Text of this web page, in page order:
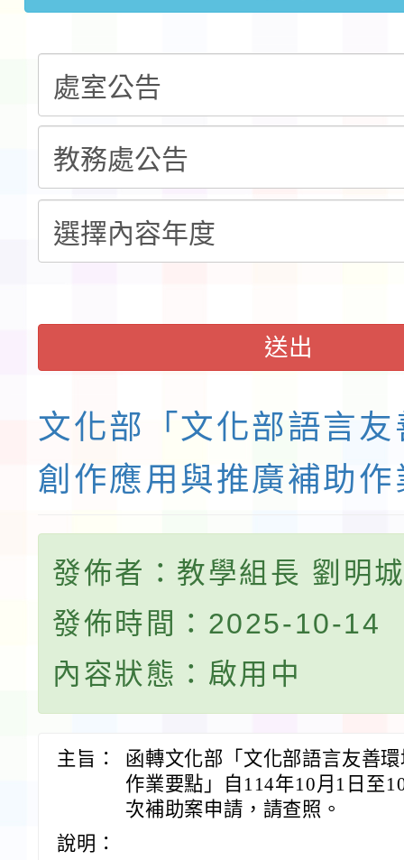
「115年桃園市運動會
錦標賽」海洋艇及
域)，申請變更地點
「114-115年度
計畫」公費接種對象擴
115學年度迎新活動暨
會活動流程表
函轉桃園市童軍會辦理
童軍小隊長訓練營活動
送出
文化部「文化部語言
創作應用與推廣補助
發佈者：教學組長 劉明
發佈時間：2025-10-14
內容狀態：啟用中
主旨：
函轉文化部「文化部語言友善
作業要點」自114年10月1日至
次補助案申請，請查照。
說明：